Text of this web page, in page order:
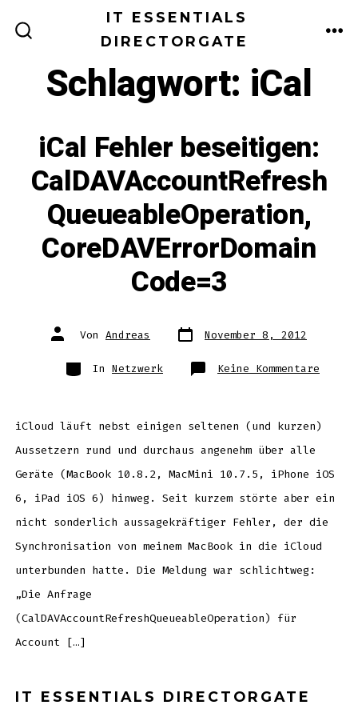
Inhalt
IT ESSENTIALS
DIRECTORGATE
Schlagwort: iCal
iCal Fehler beseitigen:
CalDAVAccountRefresh
QueueableOperation,
CoreDAVErrorDomain
Code=3
Autor
des Von Andreas Datum
des
November 8, 2012
Kategorien
In Netzwerk Keine Kommentare
iCal
iCloud läuft nebst einigen seltenen (und kurzen)
Aussetzern rund und durchaus angenehm über alle
Geräte (MacBook 10.8.2, MacMini 10.7.5, iPhone iOS
6, iPad iOS 6) hinweg. Seit kurzem störte aber ein
nicht sonderlich aussagekräftiger Fehler, der die
Synchronisation von meinem MacBook in die iCloud
unterbunden hatte. Die Meldung war schlichtweg:
„Die Anfrage
(CalDAVAccountRefreshQueueableOperation) für
Account […]
IT ESSENTIALS DIRECTORGATE